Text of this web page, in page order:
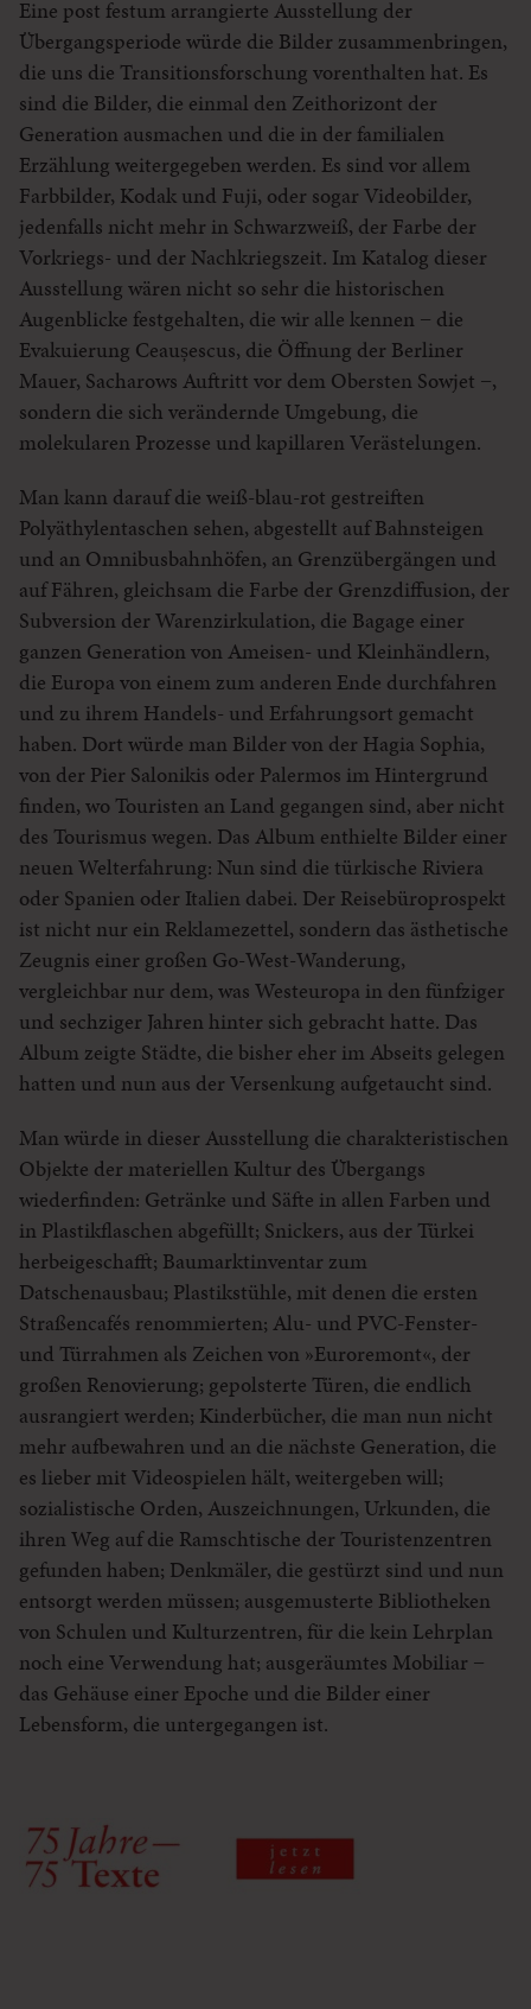
Eine post festum arrangierte Ausstellung der
Übergangsperiode würde die Bilder zusammenbringen,
die uns die Transitionsforschung vorenthalten hat. Es
sind die Bilder, die einmal den Zeithorizont der
Generation ausmachen und die in der familialen
Erzählung weitergegeben werden. Es sind vor allem
Farbbilder, Kodak und Fuji, oder sogar Videobilder,
jedenfalls nicht mehr in Schwarzweiß, der Farbe der
Vorkriegs- und der Nachkriegszeit. Im Katalog dieser
Ausstellung wären nicht so sehr die historischen
Augenblicke festgehalten, die wir alle kennen − die
Evakuierung Ceaușescus, die Öffnung der Berliner
Mauer, Sacharows Auftritt vor dem Obersten Sowjet −,
sondern die sich verändernde Umgebung, die
molekularen Prozesse und kapillaren Verästelungen.
Man kann darauf die weiß-blau-rot gestreiften
Polyäthylentaschen sehen, abgestellt auf Bahnsteigen
und an Omnibusbahnhöfen, an Grenzübergängen und
auf Fähren, gleichsam die Farbe der Grenzdiffusion, der
Subversion der Warenzirkulation, die Bagage einer
ganzen Generation von Ameisen- und Kleinhändlern,
die Europa von einem zum anderen Ende durchfahren
und zu ihrem Handels- und Erfahrungsort gemacht
haben. Dort würde man Bilder von der Hagia Sophia,
von der Pier Salonikis oder Palermos im Hintergrund
finden, wo Touristen an Land gegangen sind, aber nicht
des Tourismus wegen. Das Album enthielte Bilder einer
neuen Welterfahrung: Nun sind die türkische Riviera
oder Spanien oder Italien dabei. Der Reisebüroprospekt
ist nicht nur ein Reklamezettel, sondern das ästhetische
Zeugnis einer großen Go-West-Wanderung,
vergleichbar nur dem, was Westeuropa in den fünfziger
und sechziger Jahren hinter sich gebracht hatte. Das
Album zeigte Städte, die bisher eher im Abseits gelegen
hatten und nun aus der Versenkung aufgetaucht sind.
Man würde in dieser Ausstellung die charakteristischen
Objekte der materiellen Kultur des Übergangs
wiederfinden: Getränke und Säfte in allen Farben und
in Plastikflaschen abgefüllt; Snickers, aus der Türkei
herbeigeschafft; Baumarktinventar zum
Datschenausbau; Plastikstühle, mit denen die ersten
Straßencafés renommierten; Alu- und PVC-Fenster-
und Türrahmen als Zeichen von »Euroremont«, der
großen Renovierung; gepolsterte Türen, die endlich
ausrangiert werden; Kinderbücher, die man nun nicht
mehr aufbewahren und an die nächste Generation, die
es lieber mit Videospielen hält, weitergeben will;
sozialistische Orden, Auszeichnungen, Urkunden, die
ihren Weg auf die Ramschtische der Touristenzentren
gefunden haben; Denkmäler, die gestürzt sind und nun
entsorgt werden müssen; ausgemusterte Bibliotheken
von Schulen und Kulturzentren, für die kein Lehrplan
noch eine Verwendung hat; ausgeräumtes Mobiliar −
das Gehäuse einer Epoche und die Bilder einer
Lebensform, die untergegangen ist.